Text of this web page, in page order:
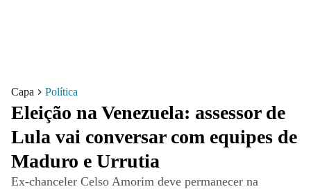
Capa Política
Eleição na Venezuela: assessor de
Lula vai conversar com equipes de
Maduro e Urrutia
Ex-chanceler Celso Amorim deve permanecer na